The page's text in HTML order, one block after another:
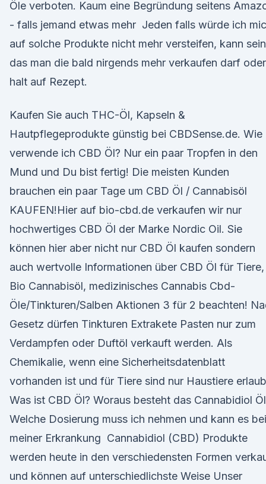
Öle verboten. Kaum eine Begründung seitens
- falls jemand etwas mehr Jeden falls würde ich
auf solche Produkte nicht mehr versteifen, kann sein
das man die bald nirgends mehr verkaufen darf oder
halt auf Rezept.
Kaufen Sie auch THC-Öl, Kapseln &
Hautpflegeprodukte günstig bei CBDSense.de. Wie
verwende ich CBD Öl? Nur ein paar Tropfen in den
Mund und Du bist fertig! Die meisten Kunden
brauchen ein paar Tage um CBD Öl / Cannabisöl
KAUFEN!Hier auf bio-cbd.de verkaufen wir nur
hochwertiges CBD Öl der Marke Nordic Oil. Sie
können hier aber nicht nur CBD Öl kaufen sondern
auch wertvolle Informationen über CBD Öl für Tiere,
Bio Cannabisöl, medizinisches Cannabis Cbd-
Öle/Tinkturen/Salben Aktionen 3 für 2 beachten!
Gesetz dürfen Tinkturen Extrakete Pasten nur zum
Verdampfen oder Duftöl verkauft werden. Als
Chemikalie, wenn eine Sicherheitsdatenblatt
vorhanden ist und für Tiere sind nur Haustiere
Was ist CBD Öl? Woraus besteht das Cannabidiol
Welche Dosierung muss ich nehmen und kann es bei
meiner Erkrankung Cannabidiol (CBD) Produkte
werden heute in den verschiedensten Formen
und können auf unterschiedlichste Weise Unser